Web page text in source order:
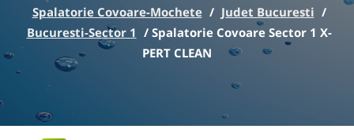
Spalatorie Covoare-Mochete / Judet Bucuresti /
Bucuresti-Sector 1 / Spalatorie Covoare Sector 1 X-
PERT CLEAN